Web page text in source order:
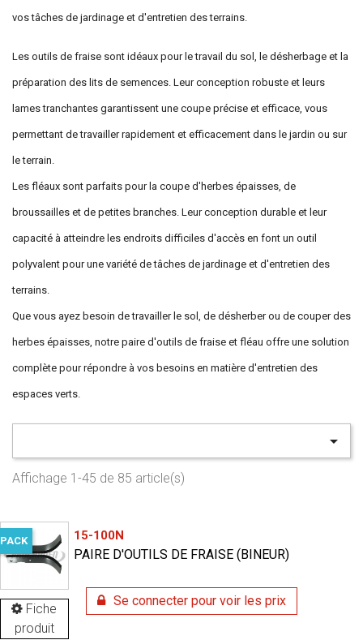
vos tâches de jardinage et d'entretien des terrains.
Les outils de fraise sont idéaux pour le travail du sol, le désherbage et la
préparation des lits de semences. Leur conception robuste et leurs
lames tranchantes garantissent une coupe précise et efficace, vous
permettant de travailler rapidement et efficacement dans le jardin ou sur
le terrain.
Les fléaux sont parfaits pour la coupe d'herbes épaisses, de
broussailles et de petites branches. Leur conception durable et leur
capacité à atteindre les endroits difficiles d'accès en font un outil
polyvalent pour une variété de tâches de jardinage et d'entretien des
terrains.
Que vous ayez besoin de travailler le sol, de désherber ou de couper des
herbes épaisses, notre paire d'outils de fraise et fléau offre une solution
complète pour répondre à vos besoins en matière d'entretien des
espaces verts.

Affichage 1-45 de 85 article(s)
Fiche
produit
PACK 15-100N
PAIRE D'OUTILS DE FRAISE (BINEUR)
Se connecter pour voir les prix